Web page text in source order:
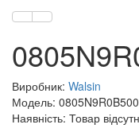
Виробник: Walsin
Модель:
Наявність: Товар